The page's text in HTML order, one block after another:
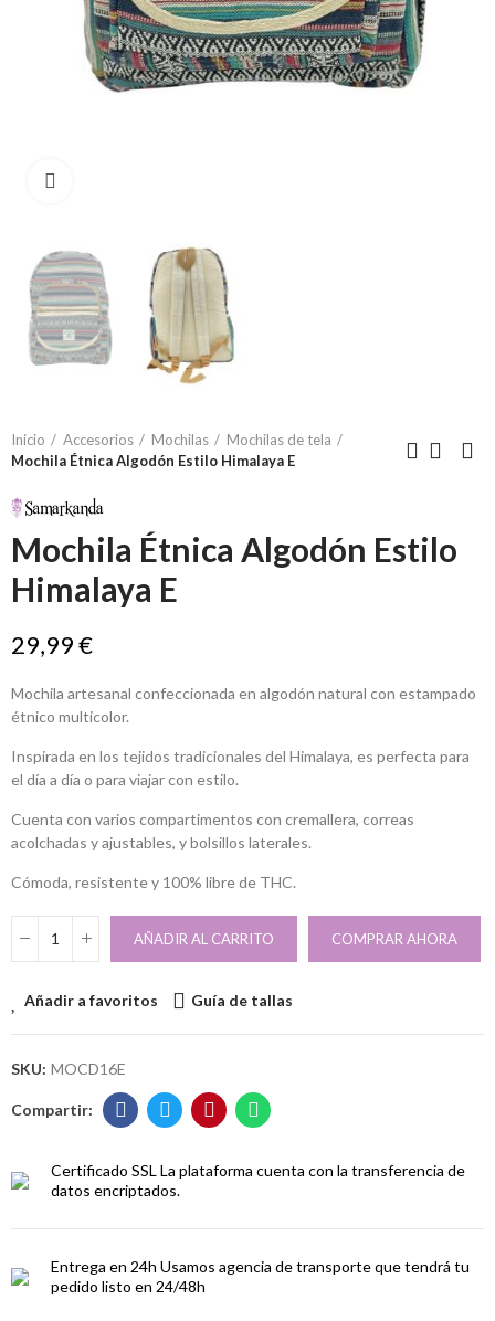
Inicio Accesorios Mochilas
Mochilas de tela
Mochila Étnica Algodón Estilo Himalaya E
Mochila Étnica Algodón Estilo
Himalaya E
29,99 €
Mochila artesanal confeccionada en algodón natural con estampado
étnico multicolor.
Inspirada en los tejidos tradicionales del Himalaya, es perfecta para
el día a día o para viajar con estilo.
Cuenta con varios compartimentos con cremallera, correas
acolchadas y ajustables, y bolsillos laterales.
Cómoda, resistente y 100% libre de THC.
AÑADIR AL CARRITO COMPRAR AHORA
Añadir a favoritos Guía de tallas
SKU: MOCD16E
Certificado SSL La plataforma cuenta con la transferencia de
datos encriptados.
Entrega en 24h Usamos agencia de transporte que tendrá tu
pedido listo en 24/48h